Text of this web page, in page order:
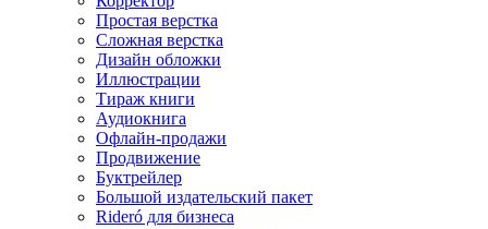
Простая верстка
Сложная верстка
Дизайн обложки
Иллюстрации
Тираж книги
Аудиокнига
Офлайн-продажи
Продвижение
Буктрейлер
Большой издательский пакет
Rideró для бизнеса